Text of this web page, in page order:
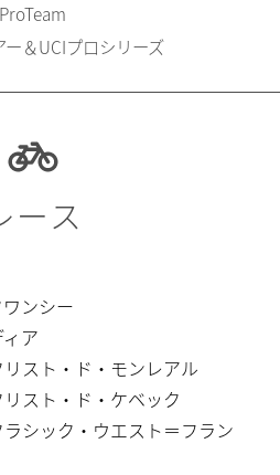
＆UCIプロシリーズ
ース
ンシー
ア
スト・ド・モンレアル
スト・ド・ケベック
シック・ウエスト＝フラン